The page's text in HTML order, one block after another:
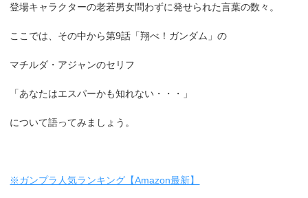
登場キャラクターの老若男女問わずに発せられた言葉の数々。
ここでは、その中から第9話「翔べ！ガンダム」の
マチルダ・アジャンのセリフ
「あなたはエスパーかも知れない・・・」
について語ってみましょう。
※ガンプラ人気ランキング【Amazon最新】